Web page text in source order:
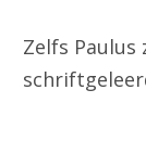
Zelfs Paulus